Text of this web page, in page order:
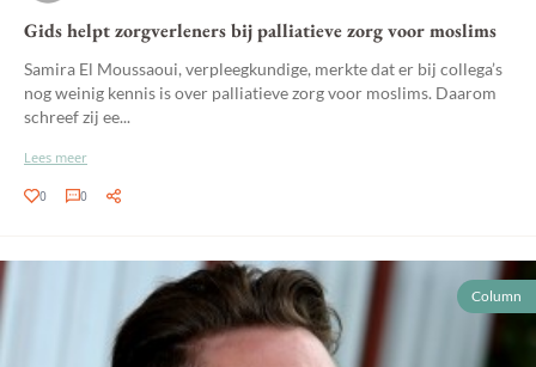
Gids helpt zorgverleners bij palliatieve zorg voor moslims
Samira El Moussaoui, verpleegkundige, merkte dat er bij collega’s
nog weinig kennis is over palliatieve zorg voor moslims. Daarom
schreef zij ee...
Lees meer
0 0
Column